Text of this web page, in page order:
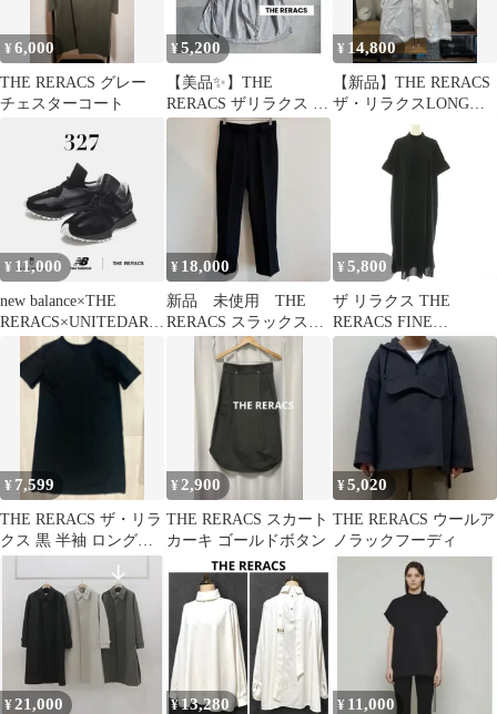
¥6,000
THE RERACS グレー
チェスターコート
¥5,200
【美品✨】THE
RERACS ザリラクス ス
トライプ バンドカラー
ロングシャツ
¥ 14,800
【新品】THE RERACS
ザ・リラクスLONG
MODSCOAT モッズコ
¥ 11,000
new balance×THE
RERACS×UNITEDARR
¥ 18,000
新品 未使用 THE
RERACS スラックス
スリットパンツ
¥ 5,800
ザ リラクス THE
RERACS FINE
COTTON SEED-
KANOKO
BANDCOLLAR POLO
DRESS ワンピース 36
ネイビー /CX ■OS
¥ 7,599
THE RERACS ザ・リラ
クス 黒 半袖 ロングワ
¥2,900
THE RERACS スカート
カーキ ゴールドボタン
¥5,020
THE RERACS ウールア
ノラックフーディ
¥21,000 ¥13,280 ¥ 11,000